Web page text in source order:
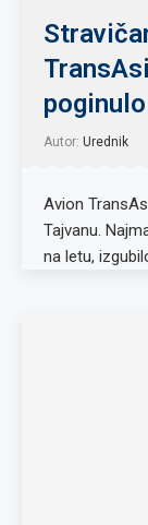
poginulo
Autor: Urednik
Avion
Tajvanu.
na letu,